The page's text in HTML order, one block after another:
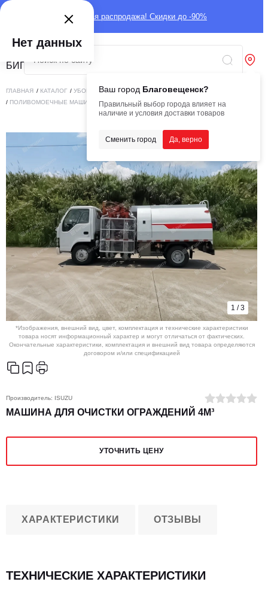
Глобальная распродажа! Скидки до -90%
Ваш город Благовещенск?
Правильный выбор города влияет на
наличие и условия доставки товаров
Сменить город Да, верно
ГЛАВНАЯ / КАТАЛОГ / УБОРОЧНАЯ ТЕХНИКА /ДОРОЖНО-УБОРОЧНАЯ ТЕХНИКА
/ ПОЛИВОМОЕЧНЫЕ МАШИНЫ /МАШИНА ДЛЯ ОЧИСТКИ ОГРАЖДЕНИЙ 4М³
1 /3
*Изображения, внешний вид, цвет, комплектация и технические характеристики
товара носят информационный характер и могут отличаться от фактических.
Окончательные характеристики, комплектация и внешний вид товара определяются
договором и/или спецификацией
Производитель: ISUZU
МАШИНА ДЛЯ ОЧИСТКИ ОГРАЖДЕНИЙ 4М³
УТОЧНИТЬ ЦЕНУ
ХАРАКТЕРИСТИКИ ОТЗЫВЫ
ТЕХНИЧЕСКИЕ ХАРАКТЕРИСТИКИ
Нет данных